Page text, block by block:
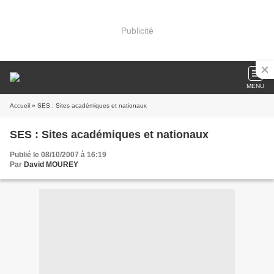
Publicité
MENU
Accueil » SES : Sites académiques et nationaux
SES : Sites académiques et nationaux
Publié le 08/10/2007 à 16:19
Par David MOUREY